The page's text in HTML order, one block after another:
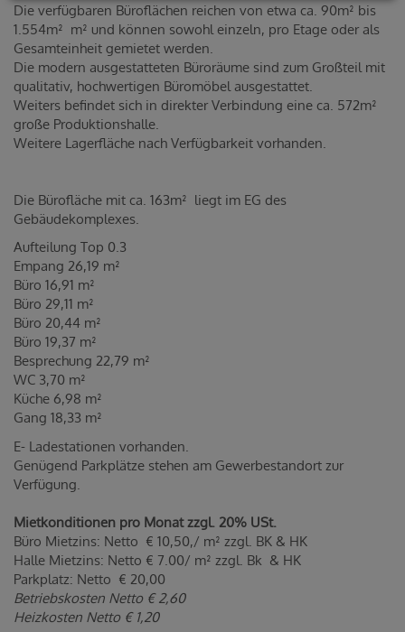
Die verfügbaren Büroflächen reichen von etwa ca. 90m² bis
1.554m² m² und können sowohl einzeln, pro Etage oder als
Gesamteinheit gemietet werden.
Die modern ausgestatteten Büroräume sind zum Großteil mit
qualitativ, hochwertigen Büromöbel ausgestattet.
Weiters befindet sich in direkter Verbindung eine ca. 572m²
große Produktionshalle.
Weitere Lagerfläche nach Verfügbarkeit vorhanden.
Die Bürofläche mit ca. 163m² liegt im EG des
Gebäudekomplexes.
Aufteilung Top 0.3
Empang 26,19 m²
Büro 16,91 m²
Büro 29,11 m²
Büro 20,44 m²
Büro 19,37 m²
Besprechung 22,79 m²
WC 3,70 m²
Küche 6,98 m²
Gang 18,33 m²
E- Ladestationen vorhanden.
Genügend Parkplätze stehen am Gewerbestandort zur
Verfügung.
Mietkonditionen pro Monat zzgl. 20% USt.
Büro Mietzins: Netto € 10,50,/ m² zzgl. BK & HK
Halle Mietzins: Netto € 7.00/ m² zzgl. Bk & HK
Parkplatz: Netto € 20,00
Betriebskosten Netto € 2,60
Heizkosten Netto € 1,20